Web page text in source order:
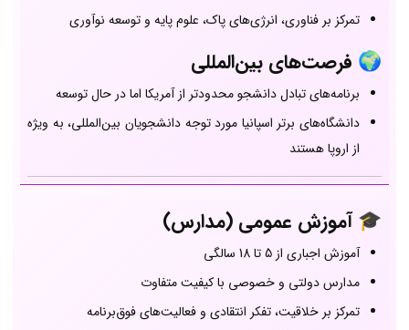
تمرکز بر فناوری، انرژی‌های پاک، علوم پایه و توسعه نوآوری
🌍 فرصت‌های بین‌المللی
برنامه‌های تبادل دانشجو محدودتر از آمریکا اما در حال توسعه
دانشگاه‌های برتر اسپانیا مورد توجه دانشجویان بین‌المللی، به ویژه
از اروپا هستند
🎓آموزش عمومی (مدارس)
آموزش اجباری از 5 تا 18 سالگی
مدارس دولتی و خصوصی با کیفیت متفاوت
تمرکز بر خلاقیت، تفکر انتقادی و فعالیت‌های فوق‌برنامه